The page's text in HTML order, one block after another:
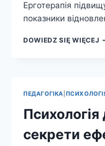
Ерготерапія
показники
DOWIEDZ SIĘ WIĘCEJ
ПЕДАГОГІКА
секрети